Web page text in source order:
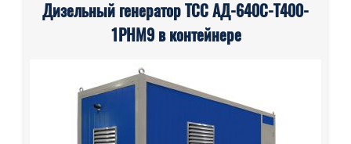
Дизельный генератор ТСС АД-640С-Т400-
1РНМ9 в контейнере